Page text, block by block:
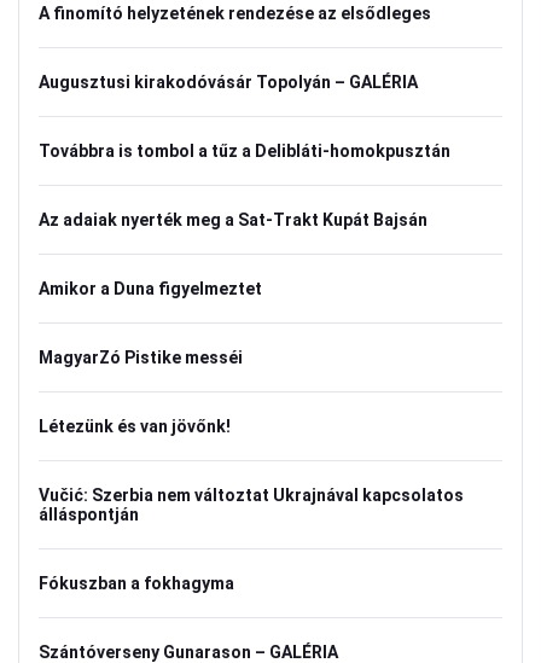
A finomító helyzetének rendezése az elsődleges
Augusztusi kirakodóvásár Topolyán – GALÉRIA
Továbbra is tombol a tűz a Delibláti-homokpusztán
Az adaiak nyerték meg a Sat-Trakt Kupát Bajsán
Amikor a Duna figyelmeztet
MagyarZó Pistike messéi
Létezünk és van jövőnk!
Vučić: Szerbia nem változtat Ukrajnával kapcsolatos
álláspontján
Fókuszban a fokhagyma
Szántóverseny Gunarason – GALÉRIA